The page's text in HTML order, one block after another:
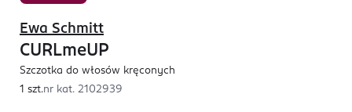
Ewa Schmitt
CURLmeUP
Szczotka do włosów kręconych
1 szt.nr kat. 2102939